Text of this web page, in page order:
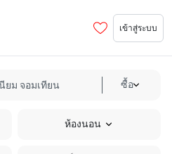
เข้าสู่ระบบ
ซื้อ
ห้องนอน